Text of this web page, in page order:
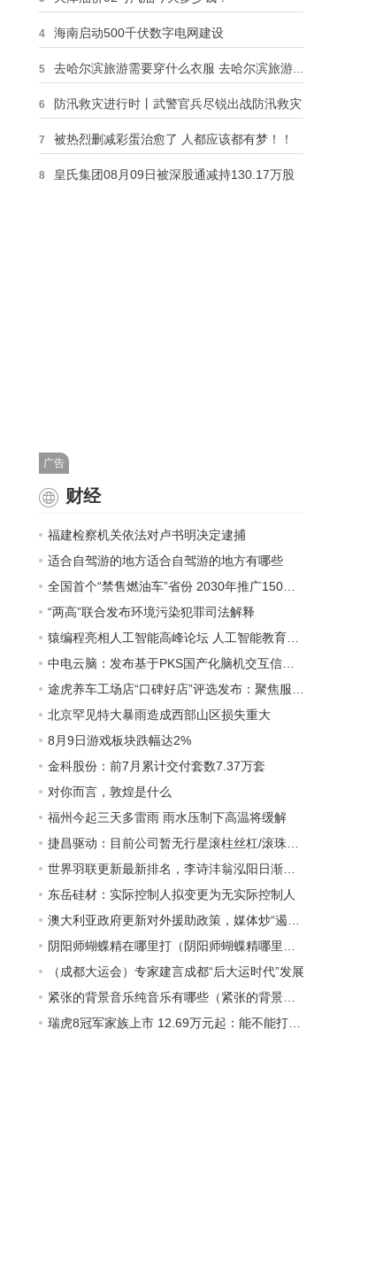
4 海南启动500千伏数字电网建设
5 去哈尔滨旅游需要穿什么衣服 去哈尔滨旅游要准备什么
6 防汛救灾进行时丨武警官兵尽锐出战防汛救灾
7 被热烈删减彩蛋治愈了 人都应该都有梦！！
8 皇氏集团08月09日被深股通减持130.17万股
广告
财经
福建检察机关依法对卢书明决定逮捕
适合自驾游的地方适合自驾游的地方有哪些
“两高”联合发布环境污染犯罪司法解释
北京罕见特大暴雨造成西部山区损失重大
8月9日游戏板块跌幅达2%
金科股份：前7月累计交付套数7.37万套
对你而言，敦煌是什么
福州今起三天多雷雨 雨水压制下高温将缓解
东岳硅材：实际控制人拟变更为无实际控制人
（成都大运会）专家建言成都“后大运时代”发展